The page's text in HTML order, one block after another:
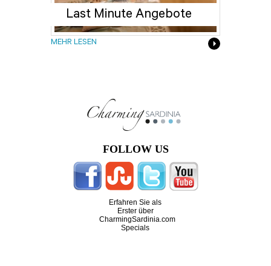
Last Minute Angebote
MEHR LESEN
FOLLOW US
Erfahren Sie als
Erster über
CharmingSardinia.com
Specials